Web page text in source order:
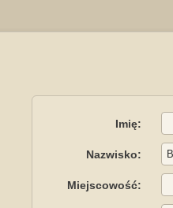
Imię:
Nazwisko:
Miejscowość: